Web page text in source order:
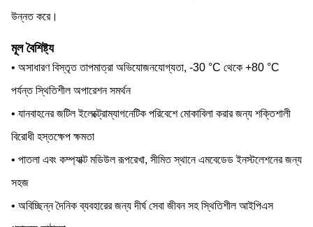
উন্নত করে।
মূল বৈশিষ্ট্য
• অসাধারণ বিস্তৃত তাপমাত্রা অভিযোজনযোগ্যতা, -30 °C থেকে +80 °C
পর্যন্ত স্থিতিশীল অপারেশন সমর্থন
• যানবাহনের জটিল ইলেক্ট্রোম্যাগনেটিক পরিবেশে মোকাবিলা করার জন্য শক্তিশালী
বিরোধী হস্তক্ষেপ ক্ষমতা
• পাতলা এবং কম্প্যাক্ট মডিউল রূপরেখা, সীমিত স্থানে এমবেডেড ইনস্টলেশনের জন্য
সহজ
• অবিচ্ছিন্ন দৈনিক ব্যবহারের জন্য দীর্ঘ সেবা জীবন সহ স্থিতিশীল আইপিএস